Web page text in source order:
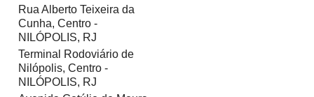
Rua Alberto Teixeira da
Cunha, Centro -
NILÓPOLIS, RJ
Terminal Rodoviário de
Nilópolis, Centro -
NILÓPOLIS, RJ